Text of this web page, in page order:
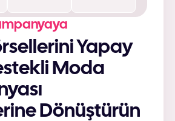
Moda
Dönüştürün